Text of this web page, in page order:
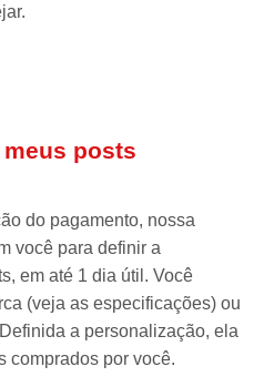
posts
do pagamento, nossa
você para definir a
em até 1 dia útil. Você
(veja as especificações) ou
a personalização, ela
comprados por você.